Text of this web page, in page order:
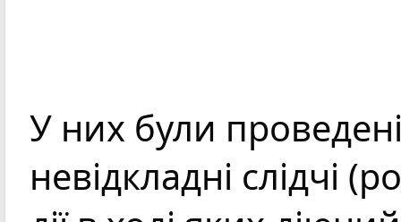
У них були
невідкладні слідчі